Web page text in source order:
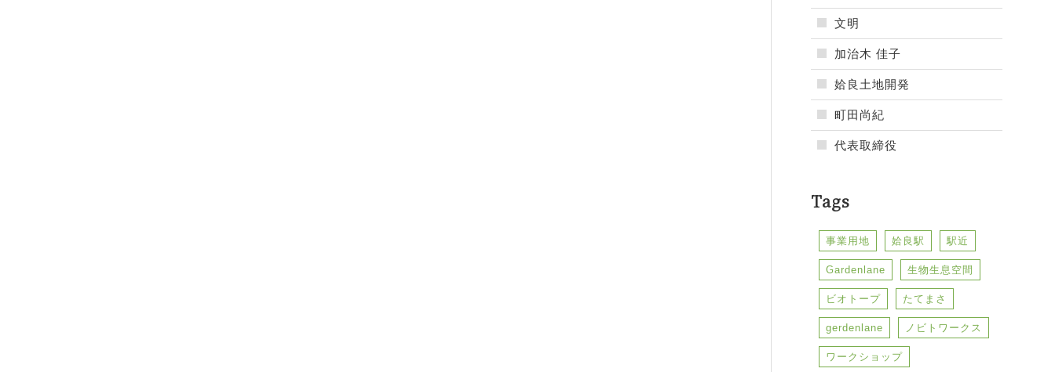
文明
加治木 佳子
姶良土地開発
町田尚紀
代表取締役
Tags
事業用地 姶良駅 駅近
Gardenlane 生物生息空間
ビオトープ たてまさ
gerdenlane ノビトワークス
ワークショップ